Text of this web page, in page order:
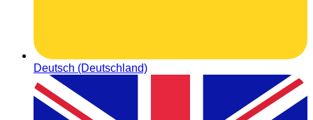
Deutsch (Deutschland)